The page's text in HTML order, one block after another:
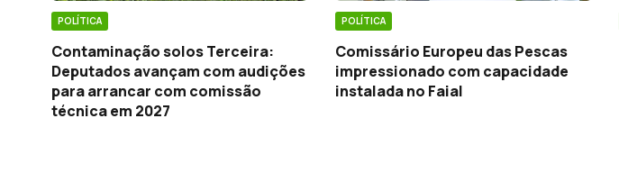
POLÍTICA
Contaminação solos Terceira:
Deputados avançam com audições
para arrancar com comissão
técnica em 2027
POLÍTICA
Comissário Europeu das Pescas
impressionado com capacidade
instalada no Faial